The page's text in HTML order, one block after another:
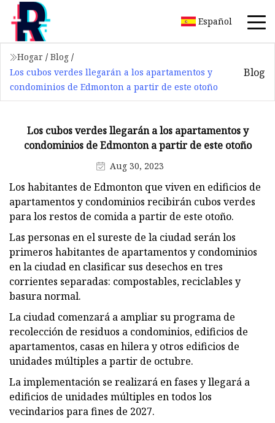
Español
Hogar / Blog /
Los cubos verdes llegarán a los apartamentos y
condominios de Edmonton a partir de este otoño
Blog
Los cubos verdes llegarán a los apartamentos y
condominios de Edmonton a partir de este otoño
Aug 30, 2023
Los habitantes de Edmonton que viven en edificios de
apartamentos y condominios recibirán cubos verdes
para los restos de comida a partir de este otoño.
Las personas en el sureste de la ciudad serán los
primeros habitantes de apartamentos y condominios
en la ciudad en clasificar sus desechos en tres
corrientes separadas: compostables, reciclables y
basura normal.
La ciudad comenzará a ampliar su programa de
recolección de residuos a condominios, edificios de
apartamentos, casas en hilera y otros edificios de
unidades múltiples a partir de octubre.
La implementación se realizará en fases y llegará a
edificios de unidades múltiples en todos los
vecindarios para fines de 2027.